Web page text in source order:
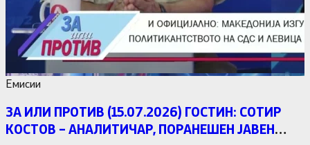
Емисии
ЗА ИЛИ ПРОТИВ (15.07.2026) ГОСТИН: СОТИР
КОСТОВ – АНАЛИТИЧАР, ПОРАНЕШЕН ЈАВЕН